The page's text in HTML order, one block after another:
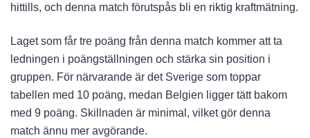
hittills, och denna match förutspås bli en riktig kraftmätning.
Laget som får tre poäng från denna match kommer att ta
ledningen i poängställningen och stärka sin position i
gruppen. För närvarande är det Sverige som toppar
tabellen med 10 poäng, medan Belgien ligger tätt bakom
med 9 poäng. Skillnaden är minimal, vilket gör denna
match ännu mer avgörande.